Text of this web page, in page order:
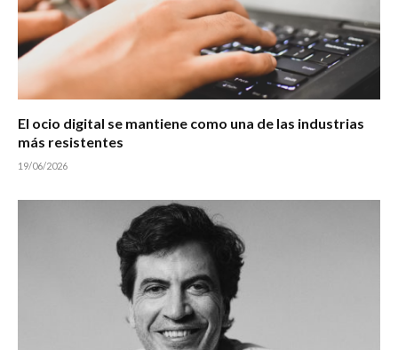
El ocio digital se mantiene como una de las industrias
más resistentes
19/06/2026